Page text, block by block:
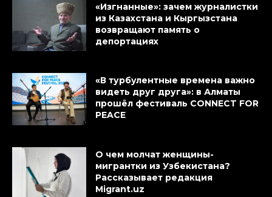
«Изгнанные»: зачем журналистки
из Казахстана и Кыргызстана
возвращают память о
депортациях
«В турбулентные времена важно
видеть друг друга»: в Алматы
прошёл фестиваль CONNECT FOR
PEACE
О чем молчат женщины-
мигрантки из Узбекистана?
Рассказывает редакция
Migrant.uz